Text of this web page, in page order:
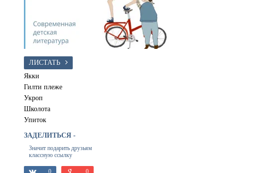
ЛИСТАТЬ
Якки
Гилти плеже
Укроп
Школота
Упиток
ЗАДЕЛИТЬСЯ -
Значит подарить друзьям
классную ссылку